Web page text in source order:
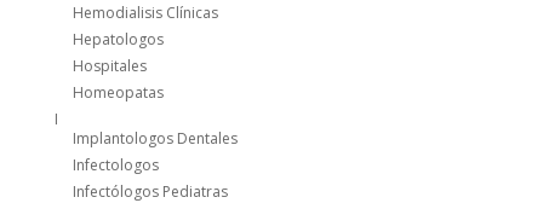
Hemodialisis Clínicas
Hepatologos
Hospitales
Homeopatas
I
Implantologos Dentales
Infectologos
Infectólogos Pediatras